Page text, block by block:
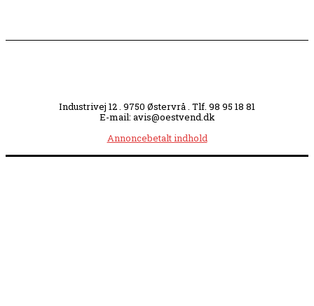
Industrivej 12 . 9750 Østervrå . Tlf. 98 95 18 81
E-mail: avis@oestvend.dk
Annoncebetalt indhold